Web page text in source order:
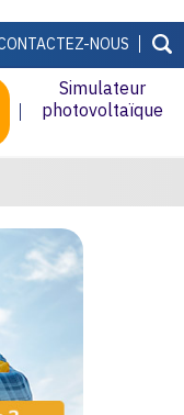
NOUS
Simulateur
photovoltaïque